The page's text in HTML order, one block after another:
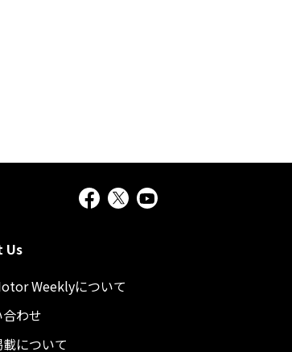
Us
Weeklyについて
わせ
について